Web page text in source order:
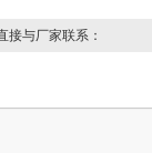
接与厂家联系：